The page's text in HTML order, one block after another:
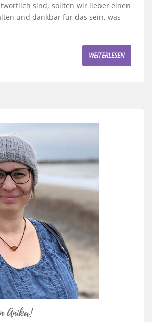
sind, sollten wir lieber einen
und dankbar für das sein, was
WEITERLESEN